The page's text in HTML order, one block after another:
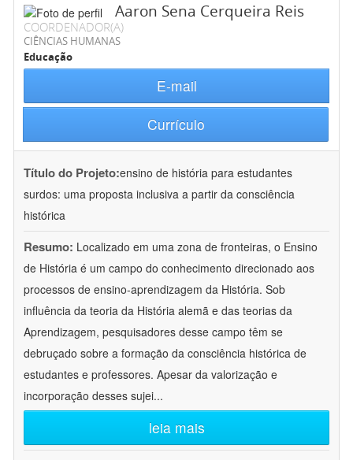
Aaron Sena Cerqueira Reis
COORDENADOR(A)
CIÊNCIAS HUMANAS
Educação
E-mail
Currículo
Título do Projeto:ensino de história para estudantes
surdos: uma proposta inclusiva a partir da consciência
histórica
Resumo: Localizado em uma zona de fronteiras, o Ensino
de História é um campo do conhecimento direcionado aos
processos de ensino-aprendizagem da História. Sob
influência da teoria da História alemã e das teorias da
Aprendizagem, pesquisadores desse campo têm se
debruçado sobre a formação da consciência histórica de
estudantes e professores. Apesar da valorização e
incorporação desses sujei...
leia mais